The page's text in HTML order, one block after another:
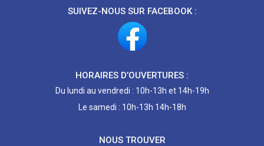
SUIVEZ-NOUS SUR FACEBOOK :
HORAIRES D’OUVERTURES :
Du lundi au vendredi : 10h-13h et 14h-19h
Le samedi : 10h-13h 14h-18h
NOUS TROUVER